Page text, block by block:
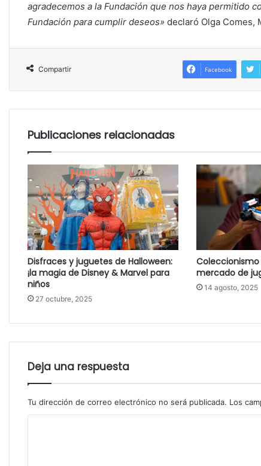
agradecemos a la Fundación que nos haya permitido
Fundación para cumplir deseos» declaró Olga Comes,
Compartir Facebook
Publicaciones relacionadas
Disfraces y juguetes de Halloween:
¡la magia de Disney & Marvel para
niños
27 octubre, 2025
Coleccionismo
mercado de
14 agosto, 2025
Deja una respuesta
Tu dirección de correo electrónico no será publicada. Los